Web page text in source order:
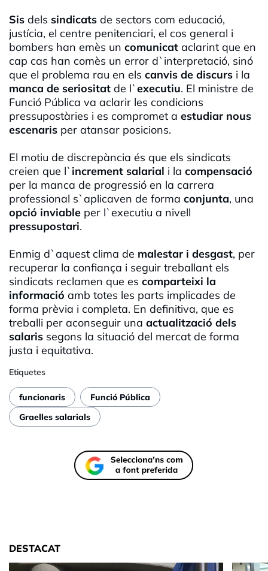
Sis dels sindicats de sectors com educació,
justícia, el centre penitenciari, el cos general i
bombers han emès un comunicat aclarint que en
cap cas han comès un error d`interpretació, sinó
que el problema rau en els canvis de discurs i la
manca de seriositat de l`executiu. El ministre de
Funció Pública va aclarir les condicions
pressupostàries i es compromet a estudiar nous
escenaris per atansar posicions.
El motiu de discrepància és que els sindicats
creien que l` increment salarial i la compensació
per la manca de progressió en la carrera
professional s`aplicaven de forma conjunta, una
opció inviable per l`executiu a nivell
pressupostari.
Enmig d`aquest clima de malestar i desgast, per
recuperar la confiança i seguir treballant els
sindicats reclamen que es comparteixi la
informació amb totes les parts implicades de
forma prèvia i completa. En definitiva, que es
treballi per aconseguir una actualització dels
salaris segons la situació del mercat de forma
justa i equitativa.
Etiquetes
funcionaris
Funció Pública
Graelles salarials
DESTACAT